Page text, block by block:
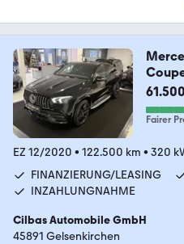
Fairer
EZ 12/2020 • 122.500 km • 320
FINANZIERUNG/LEASING
INZAHLUNGNAHME
Cilbas Automobile GmbH
45891 Gelsenkirchen